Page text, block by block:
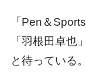
リオデジ
大会連続